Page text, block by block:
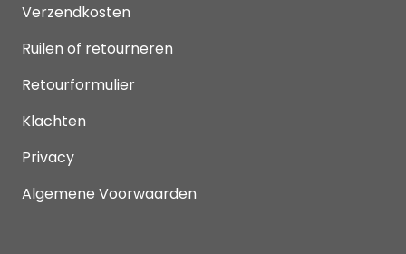
Verzendkosten
Ruilen of retourneren
Retourformulier
Klachten
Privacy
Algemene Voorwaarden